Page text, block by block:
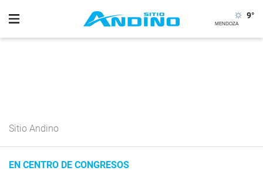
9°
Sitio Andino
EN CENTRO DE CONGRESOS